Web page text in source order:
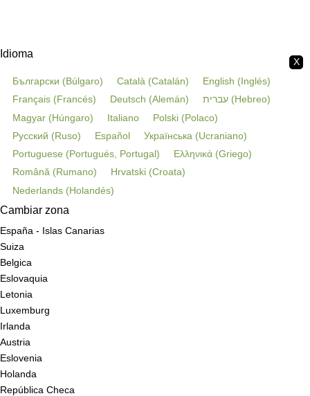
X
Idioma
Български (Búlgaro) Català (Catalán) English (Inglés)
Français (Francés) Deutsch (Alemán) עברית (Hebreo)
Magyar (Húngaro) Italiano Polski (Polaco)
Русский (Ruso) Español Українська (Ucraniano)
Portuguese (Portugués, Portugal) Ελληνικά (Griego)
Română (Rumano) Hrvatski (Croata)
Nederlands (Holandés)
Cambiar zona
España - Islas Canarias
Suiza
Belgica
Eslovaquia
Letonia
Luxemburg
Irlanda
Austria
Eslovenia
Holanda
República Checa